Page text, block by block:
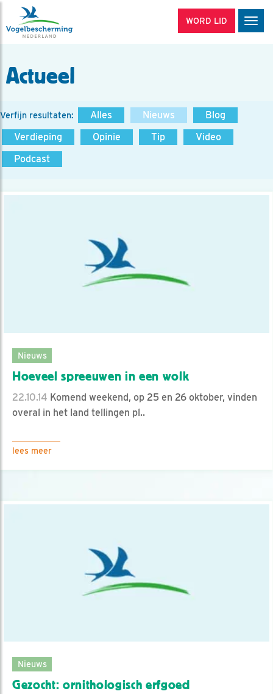
WORD LID
Actueel
Verfijn resultaten: Alles Nieuws
Blog
Verdieping
Opinie Tip
Video
Podcast
Nieuws
Hoeveel spreeuwen in een wolk
22.10.14 Komend weekend, op 25 en 26 oktober, vinden
overal in het land tellingen pl..
lees meer
Nieuws
Gezocht: ornithologisch erfgoed